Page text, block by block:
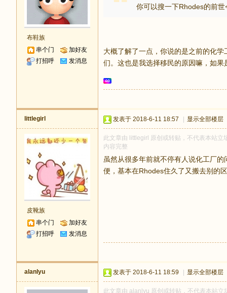
布鞋族
串个门
加好友
打招呼
发消息
你可以搜一下Rhodes的前
大概了解了一点，你说的是之前的化
们。这也是我选择移民的原因嘛，如
littlegirl
皮靴族
串个门
加好友
打招呼
发消息
发表于 2018-6-11 18:57 显示全部楼层
此文章由 littlegirl 原创或转贴，不代表本站
内容完整
虽然从很多年前就不停有人说化工厂
便，基本在Rhodes住久了又搬去别的
alanlyu 发表于 2018-6-11 18:59 显示全部楼层
此文章由 alanlyu 原创或转贴，不代表本站